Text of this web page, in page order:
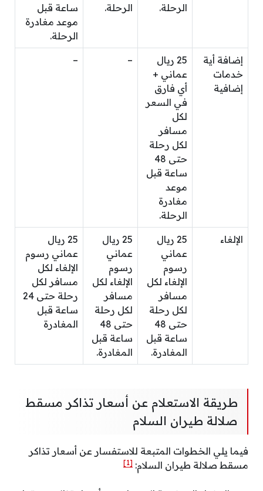
الرحلة.
الرحلة.
ساعة قبل
موعد مغادرة
الرحلة.
إضافة أية
خدمات
إضافية
25 ريال
عماني +
أي فارق
في السعر
لكل
مسافر
لكل رحلة
حتى 48
ساعة قبل
موعد
مغادرة
الرحلة.
–
–
الإلغاء
25 ريال
عماني
رسوم
الإلغاء لكل
مسافر
لكل رحلة
حتى 48
ساعة قبل
المغادرة.
25 ريال
عماني
رسوم
الإلغاء لكل
مسافر
لكل رحلة
حتى 48
ساعة قبل
المغادرة.
25 ريال
عماني رسوم
الإلغاء لكل
مسافر لكل
رحلة حتى 24
ساعة قبل
المغادرة
طريقة الاستعلام عن أسعار تذاكر مسقط
صلالة طيران السلام
فيما يلي الخطوات المتبعة للاستفسار عن أسعار تذاكر
مسقط صلالة طيران السلام: [1]